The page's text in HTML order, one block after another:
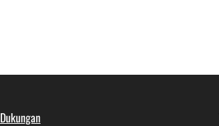
Dukungan